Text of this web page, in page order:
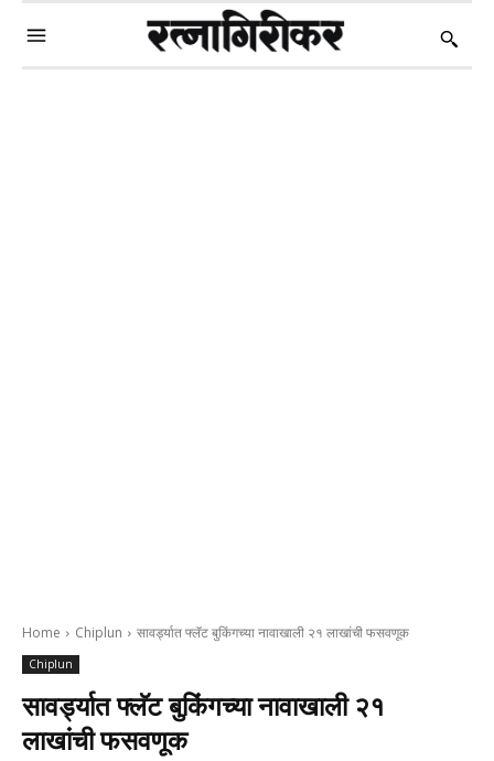
Home Chiplun सावर्ड्यात फ्लॅट बुकिंगच्या नावाखाली २१ लाखांची फसवणूक
Chiplun
सावर्ड्यात फ्लॅट बुकिंगच्या नावाखाली २१
लाखांची फसवणूक